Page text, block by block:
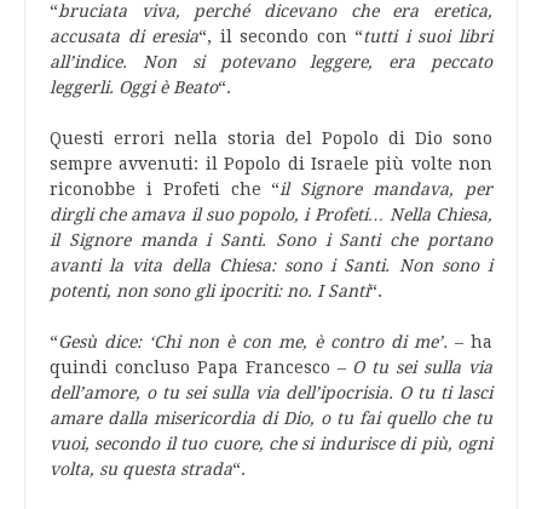
“bruciata viva, perché dicevano che era eretica,
accusata di eresia“, il secondo con “tutti i suoi libri
all’indice. Non si potevano leggere, era peccato
leggerli. Oggi è Beato“.
Questi errori nella storia del Popolo di Dio sono
sempre avvenuti: il Popolo di Israele più volte non
riconobbe i Profeti che “il Signore mandava, per
dirgli che amava il suo popolo, i Profeti… Nella Chiesa,
il Signore manda i Santi. Sono i Santi che portano
avanti la vita della Chiesa: sono i Santi. Non sono i
potenti, non sono gli ipocriti: no. I Santi“.
“Gesù dice: ‘Chi non è con me, è contro di me’. – ha
quindi concluso Papa Francesco – O tu sei sulla via
dell’amore, o tu sei sulla via dell’ipocrisia. O tu ti lasci
amare dalla misericordia di Dio, o tu fai quello che tu
vuoi, secondo il tuo cuore, che si indurisce di più, ogni
volta, su questa strada“.